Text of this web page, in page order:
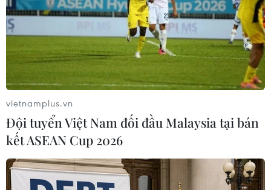
#Nông dân
vietnamplus.vn
Đội tuyển Việt Nam đối đầu Malaysia tại bán
kết ASEAN Cup 2026